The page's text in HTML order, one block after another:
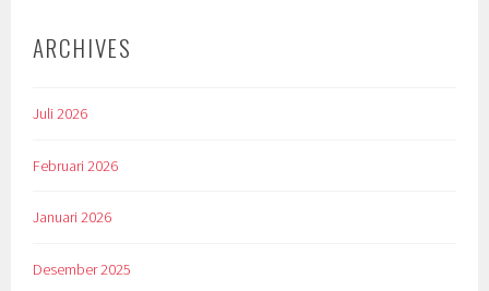
ARCHIVES
Juli 2026
Februari 2026
Januari 2026
Desember 2025